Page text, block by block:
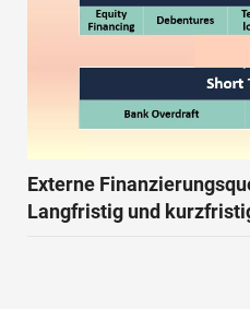
Externe
Langfristig und